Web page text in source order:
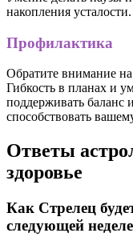
накопления
Профилактика
Обратите внимание
Гибкость в планах и
поддерживать баланс
способствовать
Ответы
здоровье
Как Стрелец
следующей